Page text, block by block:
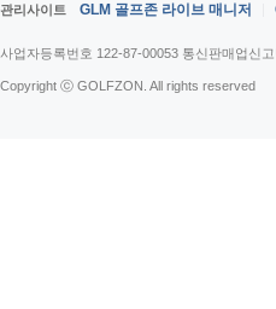
관리사이트 GLM 골프존 라이브 매니저
사업자등록번호 122-87-00053 통신판매업신
Copyright ⓒ GOLFZON. All rights reserved